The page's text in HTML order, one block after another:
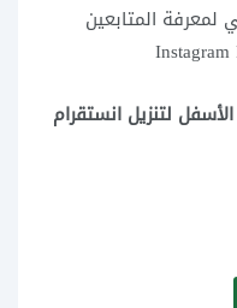
لمعرفة المتابعين
لتنزيل انستقرام